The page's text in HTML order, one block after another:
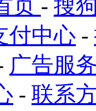
页 - 搜
付中心 -
广告服
- 联系